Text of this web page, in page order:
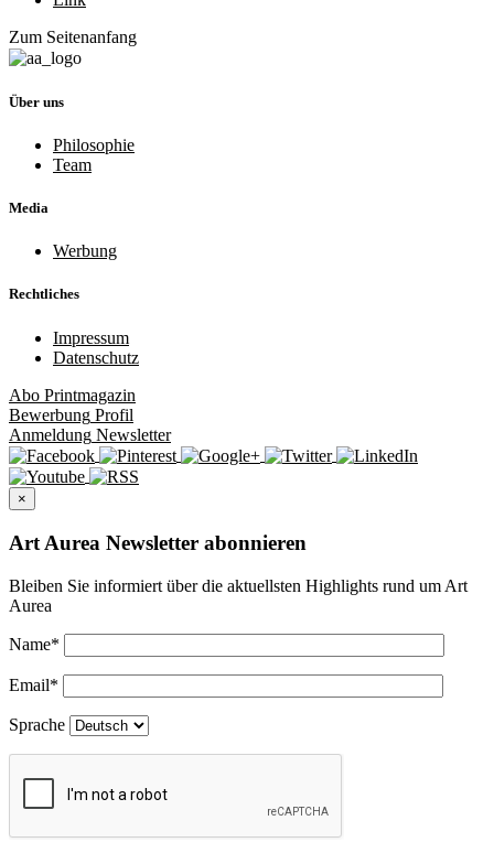
Zum Seitenanfang
Über uns
Philosophie
Team
Media
Werbung
Rechtliches
Impressum
Datenschutz
Abo Printmagazin
Bewerbung Profil
Anmeldung Newsletter
×
Art Aurea Newsletter abonnieren
Bleiben Sie informiert über die aktuellsten Highlights rund um Art
Aurea
Name*
Email*
Sprache